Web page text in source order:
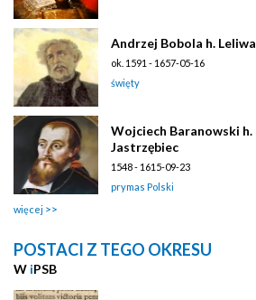
Andrzej Bobola h. Leliwa
ok. 1591 - 1657-05-16
święty
Wojciech Baranowski h.
Jastrzębiec
1548 - 1615-09-23
prymas Polski
więcej
POSTACI Z TEGO OKRESU
W iPSB